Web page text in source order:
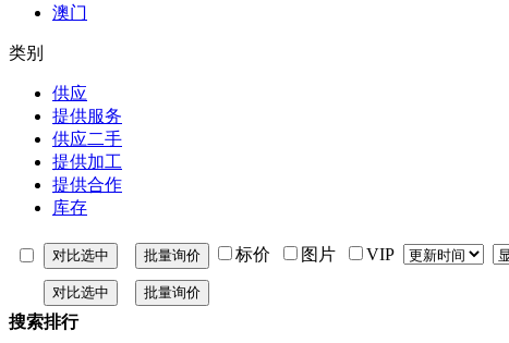
澳门
类别
供应
提供服务
供应二手
提供加工
提供合作
库存
标价 图片 VIP
搜索排行